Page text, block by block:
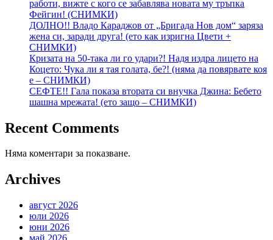
работи, вижте с кого се забавлява новата му тръпка
Фейгин! (СНИМКИ)
ДОЛНО!! Владо Караджов от „Бригада Нов дом“ заряза
жена си, заради друга! (ето как изригна Цвети +
СНИМКИ)
Кризата на 50-така ли го удари?! Надя издра лицето на
Коцето: Чука ли я тая голата, бе?! (няма да повярвате коя
е – СНИМКИ)
СЕФТЕ!! Гала показа втората си внучка Джина: Бебето
шашна мрежата! (ето защо – СНИМКИ)
Recent Comments
Няма коментари за показване.
Archives
август 2026
юли 2026
юни 2026